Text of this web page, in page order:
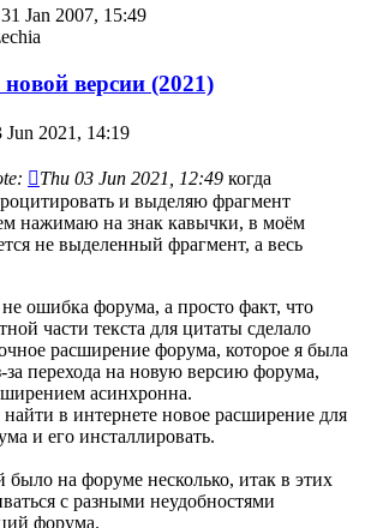
Jan 2007, 15:49
версии (2021)
Jun 2021, 14:19
Thu 03 Jun 2021, 12:49 когда
и выделяю фрагмент
нажимаю на знак кавычки, в моём
не выделенный фрагмент, а весь
ошибка форума, а просто факт, что
части текста для цитаты сделало
расширение форума, которое я была
за перехода на новую версию форума,
асинхронна.
в интернете новое расширение для
и его инсталлировать.
на форуме несколько, итак в этих
с разными неудобностями
форума.